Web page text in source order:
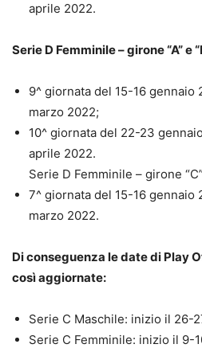
aprile 2022.
Serie D Femminile – girone “A” e
9^ giornata del 15-16 gennaio
marzo 2022;
10^ giornata del 22-23
aprile 2022.
Serie D Femminile – girone
7^ giornata del 15-16 gennaio
marzo 2022.
Di conseguenza le date di Play
così aggiornate:
Serie C Maschile: inizio il 26-
Serie C Femminile: inizio il 9-